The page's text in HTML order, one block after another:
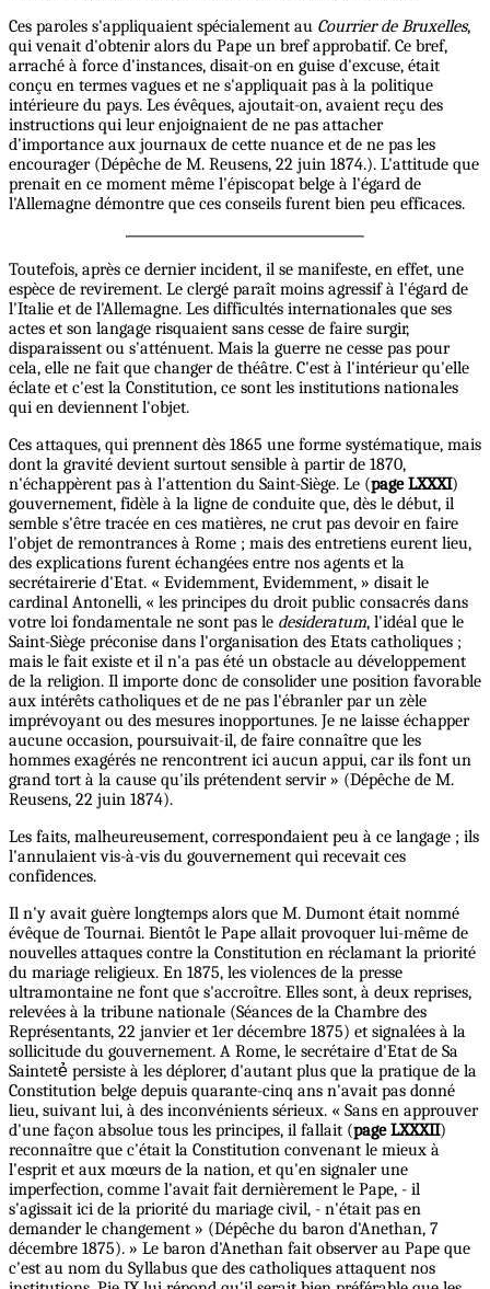
Ces paroles s'appliquaient spécialement au Courrier de Bruxelles,
qui venait d'obtenir alors du Pape un bref approbatif. Ce bref,
arraché à force d'instances, disait-on en guise d'excuse, était
conçu en termes vagues et ne s'appliquait pas à la politique
intérieure du pays. Les évêques, ajoutait-on, avaient reçu des
instructions qui leur enjoignaient de ne pas attacher
d'importance aux journaux de cette nuance et de ne pas les
encourager (Dépêche de M. Reusens, 22 juin 1874.). L'attitude que
prenait en ce moment même l'épiscopat belge à l'égard de
l'Allemagne démontre que ces conseils furent bien peu efficaces.
Toutefois, après ce dernier incident, il se manifeste, en effet, une
espèce de revirement. Le clergé paraît moins agressif à l'égard de
l'Italie et de l'Allemagne. Les difficultés internationales que ses
actes et son langage risquaient sans cesse de faire surgir,
disparaissent ou s'atténuent. Mais la guerre ne cesse pas pour
cela, elle ne fait que changer de théâtre. C'est à l'intérieur qu'elle
éclate et c'est la Constitution, ce sont les institutions nationales
qui en deviennent l'objet.
Ces attaques, qui prennent dès 1865 une forme systématique, mais
dont la gravité devient surtout sensible à partir de 1870,
n'échappèrent pas à l'attention du Saint-Siège. Le (page LXXXI)
gouvernement, fidèle à la ligne de conduite que, dès le début, il
semble s'être tracée en ces matières, ne crut pas devoir en faire
l'objet de remontrances à Rome ; mais des entretiens eurent lieu,
des explications furent échangées entre nos agents et la
secrétairerie d'Etat. « Evidemment, Evidemment, » disait le
cardinal Antonelli, « les principes du droit public consacrés dans
votre loi fondamentale ne sont pas le desideratum, l'idéal que le
Saint-Siège préconise dans l'organisation des Etats catholiques ;
mais le fait existe et il n'a pas été un obstacle au développement
de la religion. Il importe donc de consolider une position favorable
aux intérêts catholiques et de ne pas l'ébranler par un zèle
imprévoyant ou des mesures inopportunes. Je ne laisse échapper
aucune occasion, poursuivait-il, de faire connaître que les
hommes exagérés ne rencontrent ici aucun appui, car ils font un
grand tort à la cause qu'ils prétendent servir » (Dépêche de M.
Reusens, 22 juin 1874).
Les faits, malheureusement, correspondaient peu à ce langage ; ils
l'annulaient vis-à-vis du gouvernement qui recevait ces
confidences.
Il n'y avait guère longtemps alors que M. Dumont était nommé
évêque de Tournai. Bientôt le Pape allait provoquer lui-même de
nouvelles attaques contre la Constitution en réclamant la priorité
du mariage religieux. En 1875, les violences de la presse
ultramontaine ne font que s'accroître. Elles sont, à deux reprises,
relevées à la tribune nationale (Séances de la Chambre des
Représentants, 22 janvier et 1er décembre 1875) et signalées à la
sollicitude du gouvernement. A Rome, le secrétaire d'Etat de Sa
Saintetẻ persiste à les déplorer, d'autant plus que la pratique de la
Constitution belge depuis quarante-cinq ans n'avait pas donné
lieu, suivant lui, à des inconvénients sérieux. « Sans en approuver
d'une façon absolue tous les principes, il fallait (page LXXXII)
reconnaître que c'était la Constitution convenant le mieux à
l'esprit et aux mœurs de la nation, et qu'en signaler une
imperfection, comme l'avait fait dernièrement le Pape, - il
s'agissait ici de la priorité du mariage civil, - n'était pas en
demander le changement » (Dépêche du baron d'Anethan, 7
décembre 1875). » Le baron d'Anethan fait observer au Pape que
c'est au nom du Syllabus que des catholiques attaquent nos